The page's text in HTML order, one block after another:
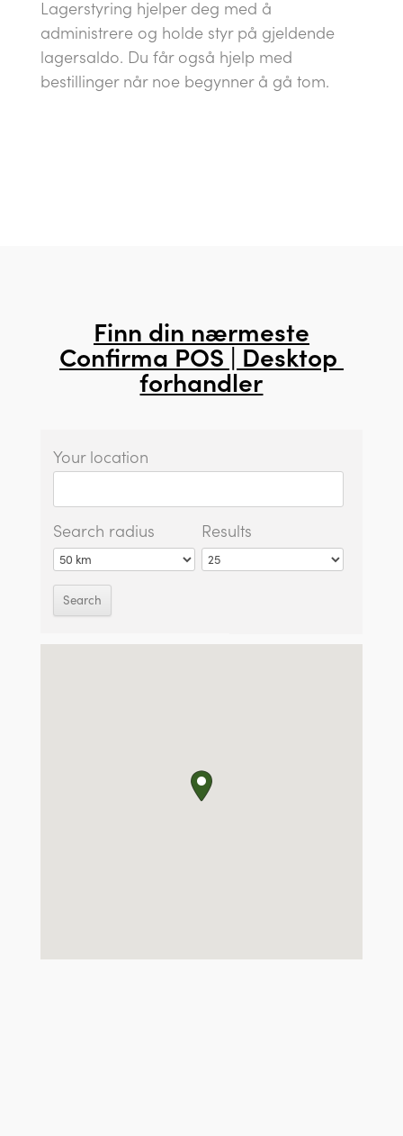
Lagerstyring hjelper deg med å
administrere og holde styr på gjeldende
lagersaldo. Du får også hjelp med
bestillinger når noe begynner å gå tom.
Finn din nærmeste
Confirma POS | Desktop
forhandler
Your location
Search radius Results